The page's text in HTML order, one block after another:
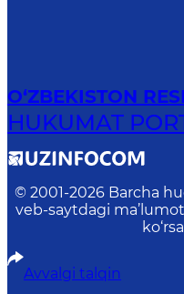
O‘ZBEKISTON
HUKUMAT
© 2001-2026 Barcha
veb-saytdagi
Avvalgi talqin